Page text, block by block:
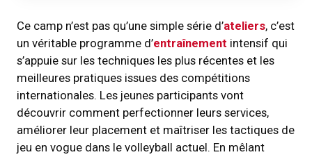
Ce camp n’est pas qu’une simple série d’ateliers, c’est
un véritable programme d’entraînement intensif qui
s’appuie sur les techniques les plus récentes et les
meilleures pratiques issues des compétitions
internationales. Les jeunes participants vont
découvrir comment perfectionner leurs services,
améliorer leur placement et maîtriser les tactiques de
jeu en vogue dans le volleyball actuel. En mêlant